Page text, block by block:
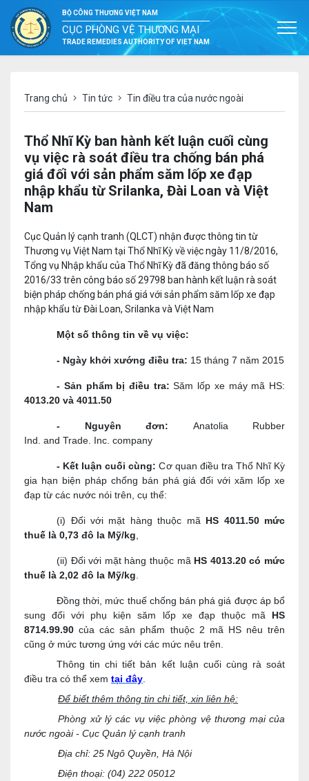
BỘ CÔNG THƯƠNG VIỆT NAM
CỤC PHÒNG VỆ THƯƠNG MẠI
TRADE REMEDIES AUTHORITY OF VIET NAM
Trang chủ Tin tức Tin điều tra của nước ngoài
Thổ Nhĩ Kỳ ban hành kết luận cuối cùng
vụ việc rà soát điều tra chống bán phá
giá đối với sản phẩm săm lốp xe đạp
nhập khẩu từ Srilanka, Đài Loan và Việt
Nam
Cục Quản lý cạnh tranh (QLCT) nhận được thông tin từ
Thương vụ Việt Nam tại Thổ Nhĩ Kỳ về việc ngày 11/8/2016,
Tổng vụ Nhập khẩu của Thổ Nhĩ Kỳ đã đăng thông báo số
2016/33 trên công báo số 29798 ban hành kết luận rà soát
biện pháp chống bán phá giá với sản phẩm săm lốp xe đạp
nhập khẩu từ Đài Loan, Srilanka và Việt Nam
Một số thông tin về vụ việc:
- Ngày khởi xướng điều tra: 15 tháng 7 năm 2015
- Sản phẩm bị điều tra:Săm lốp xe máy mã HS:
4013.20 và 4011.50
- Nguyên đơn: Anatolia Rubber
Ind. and Trade. Inc. company
- Kết luận cuối cùng: Cơ quan điều tra Thổ Nhĩ Kỳ
gia hạn biện pháp chống bán phá giá đối với xăm lốp xe
đạp từ các nước nói trên, cụ thể:
(i) Đối với mặt hàng thuộc mã HS 4011.50 mức
thuế là 0,73 đô la Mỹ/kg
(ii) Đối với mặt hàng thuộc mã HS 4013.20 có mức
thuế là 2,02 đô la Mỹ/kg
Đồng thời, mức thuế chống bán phá giá được áp bổ
sung đối với phụ kiện săm lốp xe đạp thuộc mã HS
8714.99.90của các sản phẩm thuộc 2 mã HS nêu trên
cũng ở mức tương ứng với các mức nêu trên.
Thông tin chi tiết bản kết luận cuối cùng rà soát
điều tra có thể xem tại đây
Để biết thêm thông tin chi tiết, xin liên hệ:
Phòng xử lý các vụ việc phòng vệ thương mại của
nước ngoài - Cục Quản lý cạnh tranh
Địa chỉ: 25 Ngô Quyền, Hà Nội
Điện thoại: (04) 222 05012